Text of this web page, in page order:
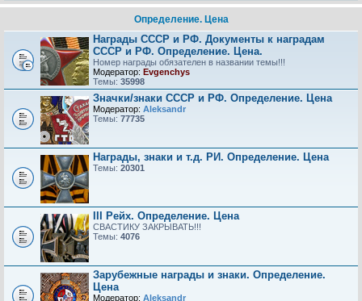
Определение. Цена
Награды СССР и РФ. Документы к наградам
СССР и РФ. Определение. Цена.
Номер награды обязателен в названии темы!!!
Модератор: Evgenchys
Темы: 35998
Значки/знаки СССР и РФ. Определение. Цена
Модератор: Aleksandr
Темы: 77735
Награды, знаки и т.д. РИ. Определение. Цена
Темы: 20301
III Рейх. Определение. Цена
СВАСТИКУ ЗАКРЫВАТЬ!!!
Темы: 4076
Зарубежные награды и знаки. Определение.
Цена
Модератор: Aleksandr